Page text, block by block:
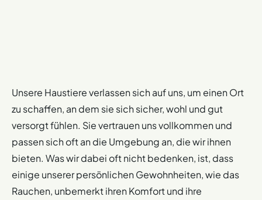
Unsere Haustiere verlassen sich auf uns, um einen Ort
zu schaffen, an dem sie sich sicher, wohl und gut
versorgt fühlen. Sie vertrauen uns vollkommen und
passen sich oft an die Umgebung an, die wir ihnen
bieten. Was wir dabei oft nicht bedenken, ist, dass
einige unserer persönlichen Gewohnheiten, wie das
Rauchen, unbemerkt ihren Komfort und ihre